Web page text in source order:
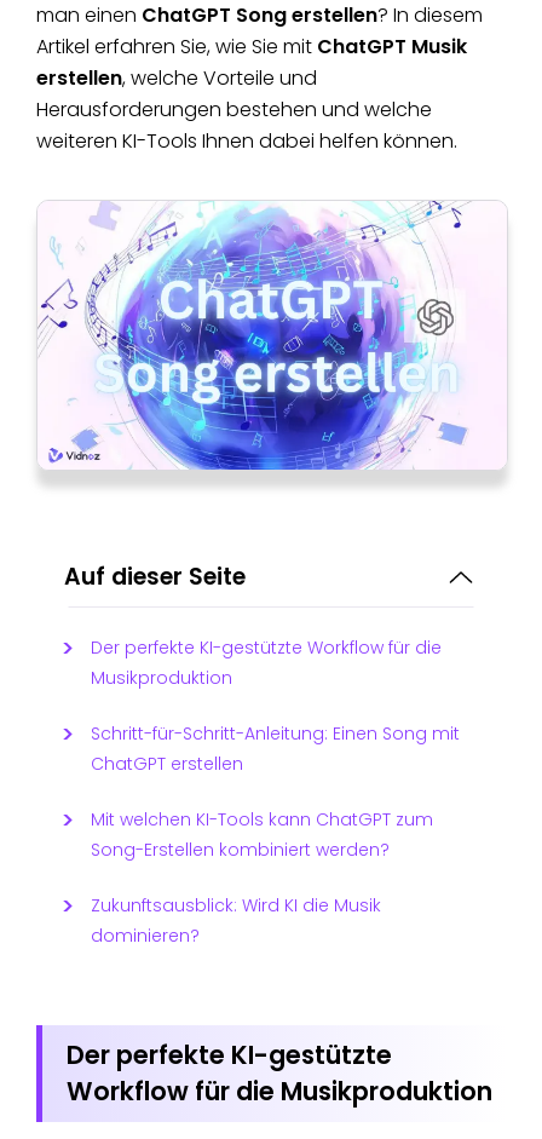
man einen ChatGPT Song erstellen? In diesem
Artikel erfahren Sie, wie Sie mit ChatGPT Musik
erstellen, welche Vorteile und
Herausforderungen bestehen und welche
weiteren KI-Tools Ihnen dabei helfen können.
Auf dieser Seite
Der perfekte KI-gestützte Workflow für die
Musikproduktion
Schritt-für-Schritt-Anleitung: Einen Song mit
ChatGPT erstellen
Mit welchen KI-Tools kann ChatGPT zum
Song-Erstellen kombiniert werden?
Zukunftsausblick: Wird KI die Musik
dominieren?
Der perfekte KI-gestützte
Workflow für die Musikproduktion